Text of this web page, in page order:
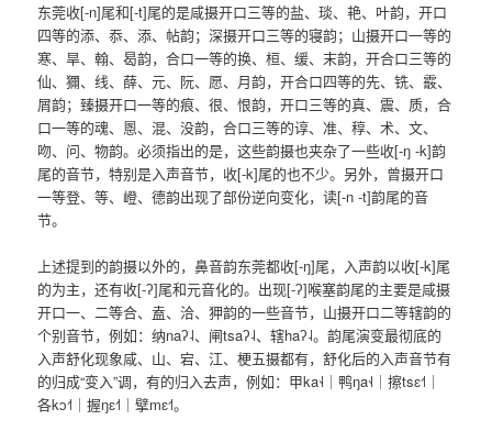
东莞收[-n]尾和[-t]尾的是咸摄开口三等的盐、琰、艳、叶韵，开口
四等的添、忝、添、帖韵；深摄开口三等的寝韵；山摄开口一等的
寒、旱、翰、曷韵，合口一等的换、桓、缓、末韵，开合口三等的
仙、獮、线、薛、元、阮、愿、月韵，开合口四等的先、铣、霰、
屑韵；臻摄开口一等的痕、很、恨韵，开口三等的真、震、质，合
口一等的魂、慁、混、没韵，合口三等的谆、准、稕、术、文、
吻、问、物韵。必须指出的是，这些韵摄也夹杂了一些收[-ŋ -k]韵
尾的音节，特别是入声音节，收[-k]尾的也不少。另外，曾摄开口
一等登、等、嶝、德韵出现了部份逆向变化，读[-n -t]韵尾的音
节。
上述提到的韵摄以外的，鼻音韵东莞都收[-ŋ]尾，入声韵以收[-k]尾
的为主，还有收[-ʔ]尾和元音化的。出现[-ʔ]喉塞韵尾的主要是咸摄
开口一、二等合、盍、洽、狎韵的一些音节，山摄开口二等辖韵的
个别音节，例如：纳naʔ˨、闸tsaʔ˨、辖haʔ˨。韵尾演变最彻底的
入声舒化现象咸、山、宕、江、梗五摄都有，舒化后的入声音节有
的归成“变入”调，有的归入去声，例如：甲ka˧˨｜鸭ŋa˧˨｜擦tsɛ˧˦｜
各kɔ˧˦｜握ŋɛ˧˦｜擘mɛ˧˦。